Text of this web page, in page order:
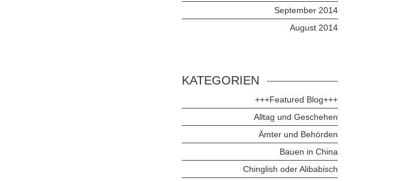
September 2014
August 2014
KATEGORIEN
+++Featured Blog+++
Alltag und Geschehen
Ämter und Behörden
Bauen in China
Chinglish oder Alibabisch